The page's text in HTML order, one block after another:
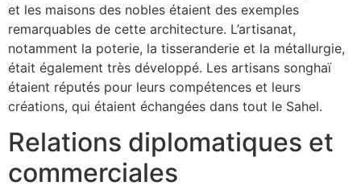
et les maisons des nobles étaient des exemples
remarquables de cette architecture. L’artisanat,
notamment la poterie, la tisseranderie et la métallurgie,
était également très développé. Les artisans songhaï
étaient réputés pour leurs compétences et leurs
créations, qui étaient échangées dans tout le Sahel.
Relations diplomatiques et
commerciales